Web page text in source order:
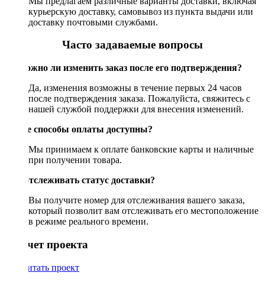
курьерскую доставку, самовывоз из пункта выдачи или
доставку почтовыми службами.
Часто задаваемые вопросы
Возможно ли изменить заказ после его подтверждения?
Да, изменения возможны в течение первых 24 часов
после подтверждения заказа. Пожалуйста, свяжитесь с
нашей службой поддержки для внесения изменений.
Какие способы оплаты доступны?
Мы принимаем к оплате банковские карты и наличные
при получении товара.
Как отслеживать статус доставки?
Вы получите номер для отслеживания вашего заказа,
который позволит вам отслеживать его местоположение
в режиме реального времени.
Рассчет проекта
Рассчитать проект